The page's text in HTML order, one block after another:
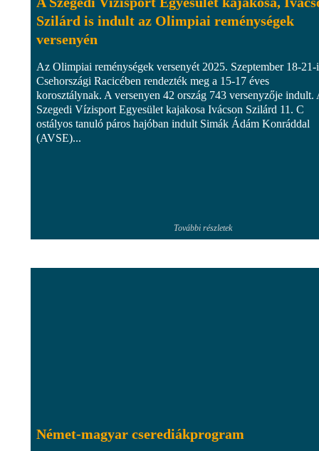
Szilárd is indult az Olimpiai reménységek
versenyén
Az Olimpiai reménységek versenyét 2025. Szeptember 18-21-
Csehországi Racicében rendezték meg a 15-17 éves
korosztálynak. A versenyen 42 ország 743 versenyzője indult.
Szegedi Vízisport Egyesület kajakosa Ivácson Szilárd 11. C
ostályos tanuló páros hajóban indult Simák Ádám Konráddal
(AVSE)...
További részletek
Német-magyar cserediákprogram